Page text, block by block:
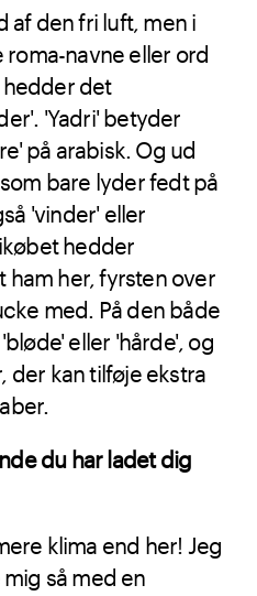
af den fri luft, men i
navne eller ord
det
'Yadri' betyder
på arabisk. Og ud
bare lyder fedt på
'vinder' eller
hedder
ham her, fyrsten over
med. På den både
eller 'hårde', og
kan tilføje ekstra
du har ladet dig
klima end her! Jeg
så med en